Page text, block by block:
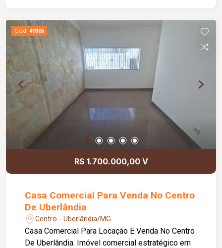
Cód. 49305
R$ 1.700.000,00 V
Casa Comercial Para Venda No Centro
De Uberlândia
Centro - Uberlândia/MG
Casa Comercial Para Locação E Venda No Centro
De Uberlândia. Imóvel comercial estratégico em